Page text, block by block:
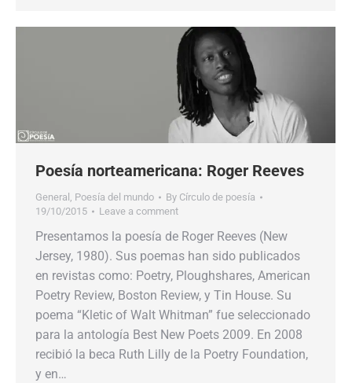
Poesía norteamericana: Roger Reeves
General , Poesía del mundo By Círculo de poesía
19/10/2015
Leave a comment
Presentamos la poesía de Roger Reeves (New
Jersey, 1980). Sus poemas han sido publicados
en revistas como: Poetry, Ploughshares, American
Poetry Review, Boston Review, y Tin House. Su
poema “Kletic of Walt Whitman” fue seleccionado
para la antología Best New Poets 2009. En 2008
recibió la beca Ruth Lilly de la Poetry Foundation,
y en…